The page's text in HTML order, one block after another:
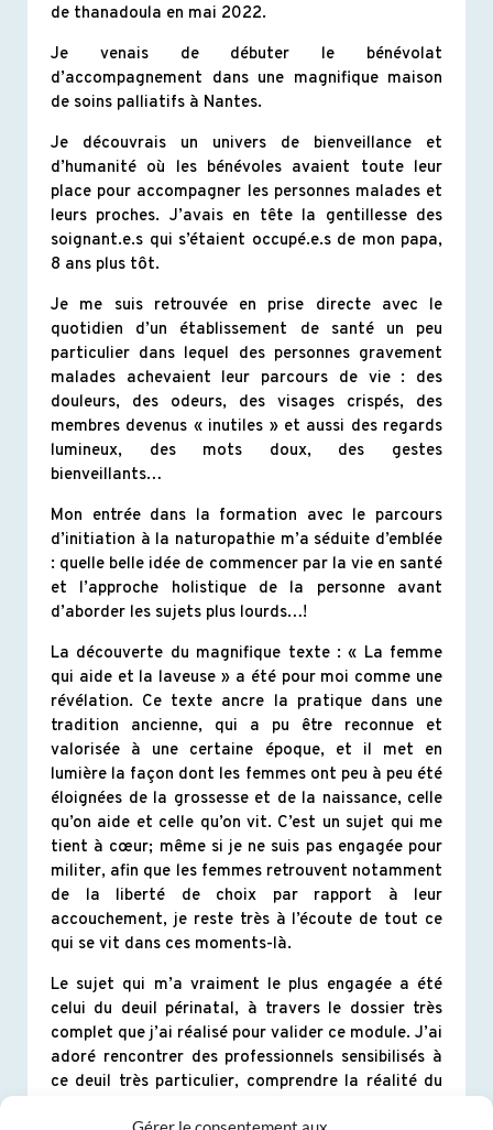
de thanadoula en mai 2022.
Je venais de débuter le bénévolat
d’accompagnement dans une magnifique maison
de soins palliatifs à Nantes.
Je découvrais un univers de bienveillance et
d’humanité où les bénévoles avaient toute leur
place pour accompagner les personnes malades et
leurs proches. J’avais en tête la gentillesse des
soignant.e.s qui s’étaient occupé.e.s de mon papa,
8 ans plus tôt.
Je me suis retrouvée en prise directe avec le
quotidien d’un établissement de santé un peu
particulier dans lequel des personnes gravement
malades achevaient leur parcours de vie : des
douleurs, des odeurs, des visages crispés, des
membres devenus « inutiles » et aussi des regards
lumineux, des mots doux, des gestes
bienveillants…
Mon entrée dans la formation avec le parcours
d’initiation à la naturopathie m’a séduite d’emblée
: quelle belle idée de commencer par la vie en santé
et l’approche holistique de la personne avant
d’aborder les sujets plus lourds…!
La découverte du magnifique texte : « La femme
qui aide et la laveuse » a été pour moi comme une
révélation. Ce texte ancre la pratique dans une
tradition ancienne, qui a pu être reconnue et
valorisée à une certaine époque, et il met en
lumière la façon dont les femmes ont peu à peu été
éloignées de la grossesse et de la naissance, celle
qu’on aide et celle qu’on vit. C’est un sujet qui me
tient à cœur; même si je ne suis pas engagée pour
militer, afin que les femmes retrouvent notamment
de la liberté de choix par rapport à leur
accouchement, je reste très à l’écoute de tout ce
qui se vit dans ces moments-là.
Le sujet qui m’a vraiment le plus engagée a été
celui du deuil périnatal, à travers le dossier très
complet que j’ai réalisé pour valider ce module. J’ai
adoré rencontrer des professionnels sensibilisés à
ce deuil très particulier, comprendre la réalité du